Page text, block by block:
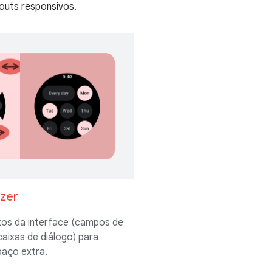
responsivos.
da interface (campos de
de diálogo) para
extra.